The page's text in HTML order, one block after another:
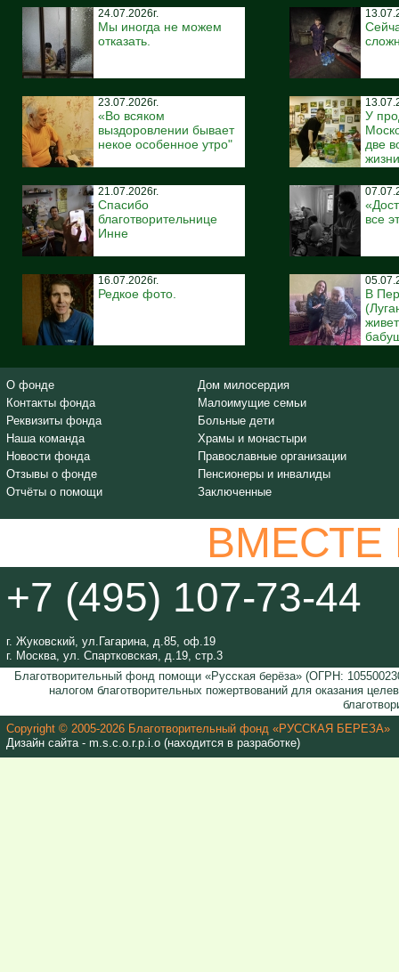
24.07.2026г.
Мы иногда не можем
отказать.
23.07.2026г.
«Во всяком
выздоровлении бывает
некое особенное утро"
21.07.2026г.
Спасибо
благотворительнице
Инне
16.07.2026г.
Редкое фото.
У
две
жизни
все
В
О фонде
Контакты фонда
Реквизиты фонда
Наша команда
Новости фонда
Отзывы о фонде
Отчёты о помощи
Дом милосердия
Малоимущие семьи
Больные дети
Храмы и монастыри
Православные организации
Пенсионеры и инвалиды
Заключенные
+7 (495) 107-73-44
г. Жуковский, ул.Гагарина, д.85, оф.19
г. Москва, ул. Спартковская, д.19, стр.3
Благотворительный фонд помощи «Русская берёза» (ОГРН:
налогом благотворительных пожертвований для оказания
Copyright © 2005-2026 Благотворительный фонд «РУССКАЯ БЕРЕЗА»
Дизайн сайта - m.s.c.o.r.p.i.o (находится в разработке)